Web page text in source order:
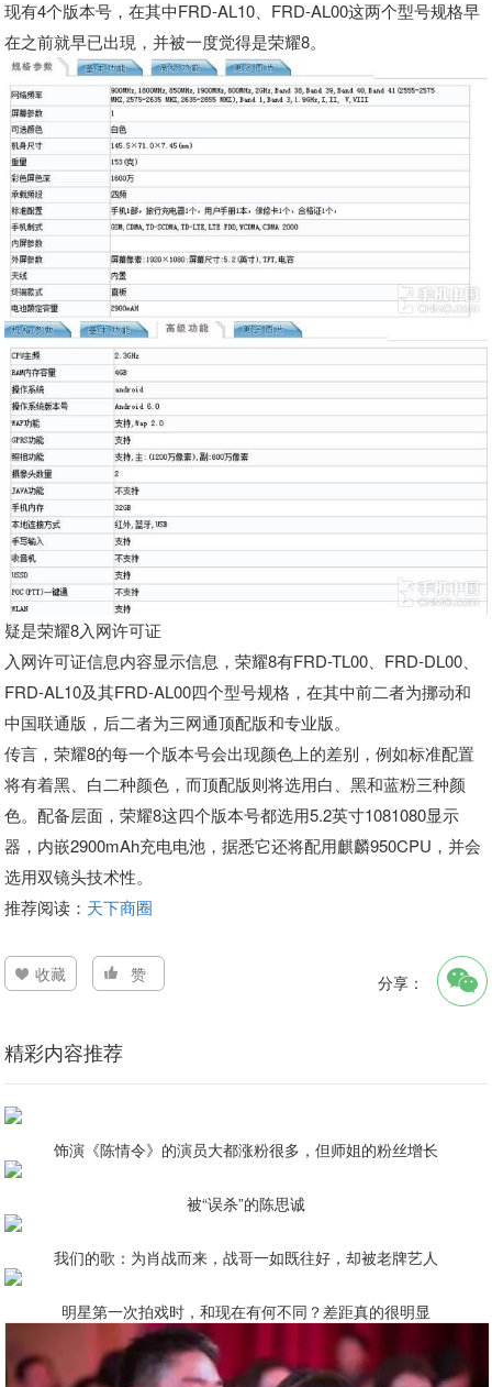
现有4个版本号，在其中FRD-AL10、FRD-AL00这两个型号规格早
在之前就早已出現，并被一度觉得是荣耀8。
疑是荣耀8入网许可证
入网许可证信息内容显示信息，荣耀8有FRD-TL00、FRD-DL00、
FRD-AL10及其FRD-AL00四个型号规格，在其中前二者为挪动和
中国联通版，后二者为三网通顶配版和专业版。
传言，荣耀8的每一个版本号会出现颜色上的差别，例如标准配置
将有着黑、白二种颜色，而顶配版则将选用白、黑和蓝粉三种颜
色。配备层面，荣耀8这四个版本号都选用5.2英寸1081080显示
器，内嵌2900mAh充电电池，据悉它还将配用麒麟950CPU，并会
选用双镜头技术性。
推荐阅读： 天下商圈
收藏 赞 分享：
精彩内容推荐
饰演《陈情令》的演员大都涨粉很多，但师姐的粉丝增长
被“误杀”的陈思诚
我们的歌：为肖战而来，战哥一如既往好，却被老牌艺人
明星第一次拍戏时，和现在有何不同？差距真的很明显